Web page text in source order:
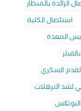
الزائدة بالمنظار
استئصال الكلية
المعدة
السكري
لشد الترهلات